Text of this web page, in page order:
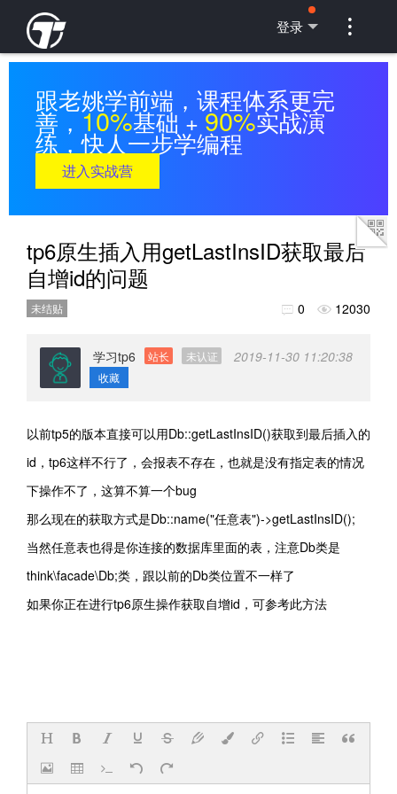
登录 
跟老姚学前端，课程体系更完
善，10%基础 +90%实战演
练，快人一步学编程
进入实战营
tp6原生插入用getLastInsID获取最后
自增id的问题
未结贴  0  12030
学习tp6 站长 未认证 2019-11-30 11:20:38
收藏
以前tp5的版本直接可以用Db::getLastInsID()获取到最后插入的
id，tp6这样不行了，会报表不存在，也就是没有指定表的情况
下操作不了，这算不算一个bug
那么现在的获取方式是Db::name("任意表")->getLastInsID();
当然任意表也得是你连接的数据库里面的表，注意Db类是
think\facade\Db;类，跟以前的Db类位置不一样了
如果你正在进行tp6原生操作获取自增id，可参考此方法